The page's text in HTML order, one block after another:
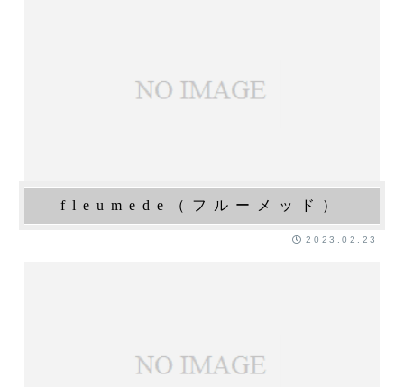
fleumede（フルーメッド）
2023.02.23